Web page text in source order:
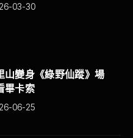
03-30
山變身《綠野仙蹤》場
卡索
06-25